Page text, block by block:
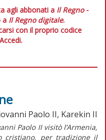
agli abbonati a Il Regno -
Il Regno digitale.
con il proprio codice
Accedi.
Paolo II, Karekin II
Paolo II visitò l’Armenia,
cristiano, per tradizione il